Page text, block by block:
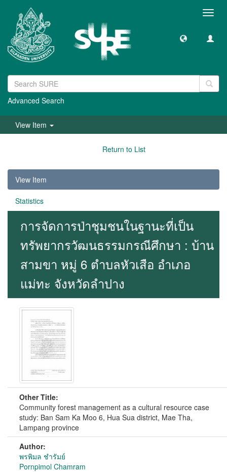
Advanced Search
View Item
Return to List
View Item
Statistics
การจัดการป่าชุมชนในฐานะที่เป็น
ทรัพยากรวัฒนธรรมกรณีศึกษา : บ้าน
สามขา หมู่ 6 ตำบลหัวเสือ อำเภอ
แม่ทะ จังหวัดลำปาง
Other Title:
Community forest management as a cultural resource case
study: Ban Sam Ka Moo 6, Hua Sua district, Mae Tha,
Lampang province
Author:
พรพิมล ชำรัมย์
Pornpimol Chamram